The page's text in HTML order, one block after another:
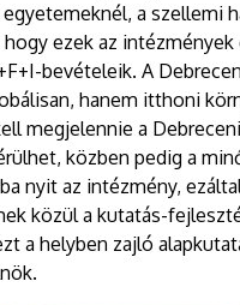
a szellemi
ezek az intézmények
bevételeik. A
hanem itthoni
megjelennie a
közben pedig a
nyit az intézmény,
közül a kutatás-
a helyben zajló